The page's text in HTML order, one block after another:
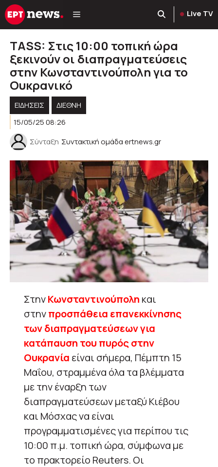
Μετάβαση
σε
Live TV
ΤASS: Στις 10:00 τοπική ώρα
ξεκινούν οι διαπραγματεύσεις
στην Κωνσταντινούπολη για το
Ουκρανικό
ΕΙΔΗΣΕΙΣ
ΔΙΕΘΝΗ
15/05/25 08:26
Σύνταξη Συντακτική ομάδα ertnews.gr
ΣτηνΚωνσταντινούπολη και
στηνπροσπάθεια επανεκκίνησης
των διαπραγματεύσεων για
κατάπαυση του πυρός στην
Ουκρανία είναι σήμερα, Πέμπτη 15
Μαΐου, στραμμένα όλα τα βλέμματα
με την έναρξη των
διαπραγματεύσεων μεταξύ Κιέβου
και Μόσχας να είναι
προγραμματισμένες για περίπου τις
10:00 π.μ. τοπική ώρα, σύμφωνα με
το πρακτορείο Reuters. Οι